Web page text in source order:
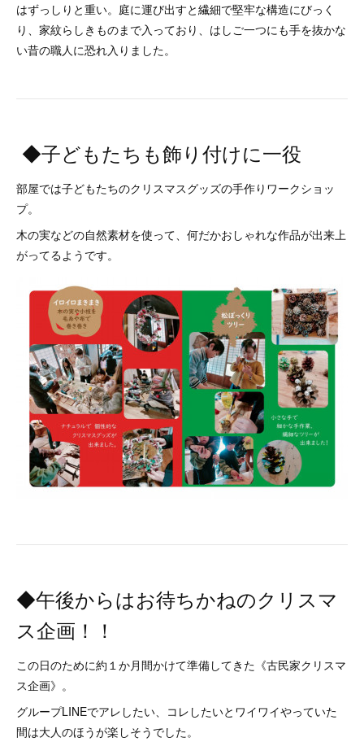
はずっしりと重い。庭に運び出すと繊細で堅牢な構造にびっく
り、家紋らしきものまで入っており、はしご一つにも手を抜かな
い昔の職人に恐れ入りました。
◆子どもたちも飾り付けに一役
部屋では子どもたちのクリスマスグッズの手作りワークショッ
プ。
木の実などの自然素材を使って、何だかおしゃれな作品が出来上
がってるようです。
◆午後からはお待ちかねのクリスマ
ス企画！！
この日のために約１か月間かけて準備してきた《古民家クリスマ
ス企画》。
グループLINEでアレしたい、コレしたいとワイワイやっていた
間は大人のほうが楽しそうでした。